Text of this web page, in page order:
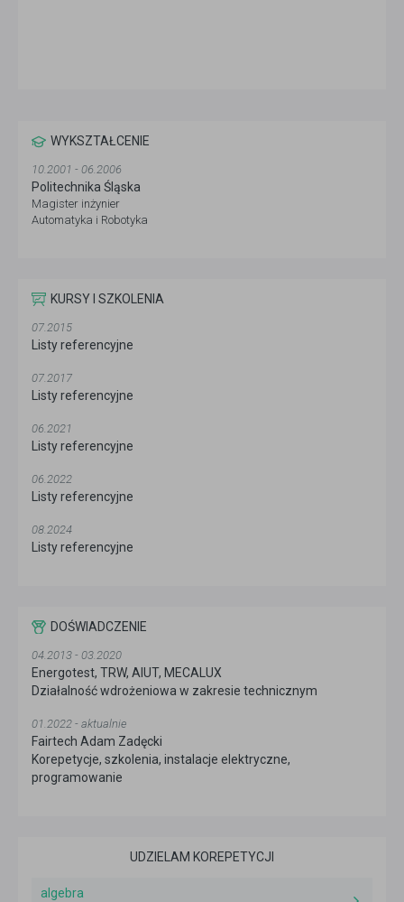
WYKSZTAŁCENIE
10.2001 - 06.2006
Politechnika Śląska
Magister inżynier
Automatyka i Robotyka
KURSY I SZKOLENIA
07.2015
Listy referencyjne
07.2017
Listy referencyjne
06.2021
Listy referencyjne
06.2022
Listy referencyjne
08.2024
Listy referencyjne
DOŚWIADCZENIE
04.2013 - 03.2020
Energotest, TRW, AIUT, MECALUX
Działalność wdrożeniowa w zakresie technicznym
01.2022 - aktualnie
Fairtech Adam Zadęcki
Korepetycje, szkolenia, instalacje elektryczne,
programowanie
UDZIELAM KOREPETYCJI
algebra